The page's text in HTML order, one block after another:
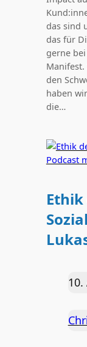
das sind
das für
gerne
den
haben
die…